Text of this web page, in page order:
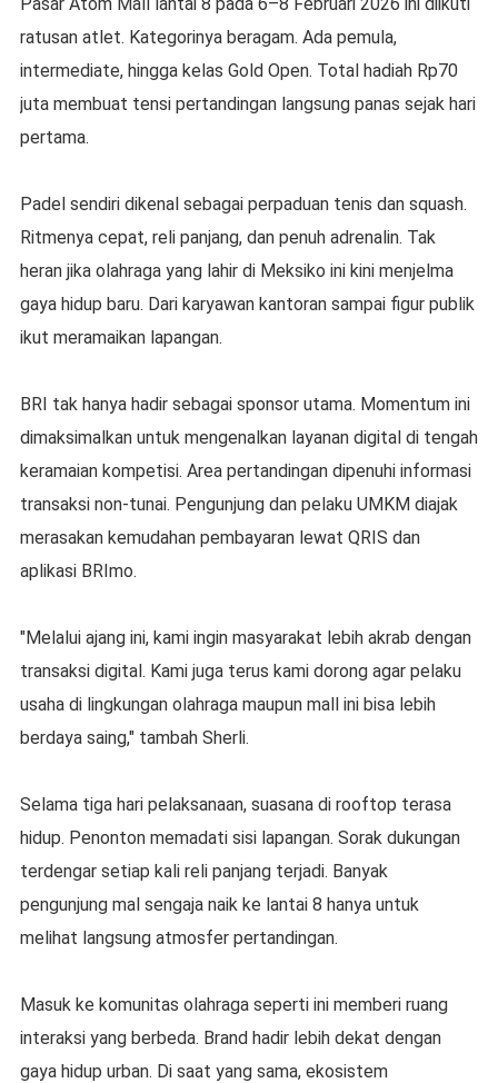
ratusan atlet. Kategorinya beragam. Ada pemula,
intermediate, hingga kelas Gold Open. Total hadiah Rp70
juta membuat tensi pertandingan langsung panas sejak hari
pertama.
Padel sendiri dikenal sebagai perpaduan tenis dan squash.
Ritmenya cepat, reli panjang, dan penuh adrenalin. Tak
heran jika olahraga yang lahir di Meksiko ini kini menjelma
gaya hidup baru. Dari karyawan kantoran sampai figur publik
ikut meramaikan lapangan.
BRI tak hanya hadir sebagai sponsor utama. Momentum ini
dimaksimalkan untuk mengenalkan layanan digital di tengah
keramaian kompetisi. Area pertandingan dipenuhi informasi
transaksi non-tunai. Pengunjung dan pelaku UMKM diajak
merasakan kemudahan pembayaran lewat QRIS dan
aplikasi BRImo.
"Melalui ajang ini, kami ingin masyarakat lebih akrab dengan
transaksi digital. Kami juga terus kami dorong agar pelaku
usaha di lingkungan olahraga maupun mall ini bisa lebih
berdaya saing," tambah Sherli.
Selama tiga hari pelaksanaan, suasana di rooftop terasa
hidup. Penonton memadati sisi lapangan. Sorak dukungan
terdengar setiap kali reli panjang terjadi. Banyak
pengunjung mal sengaja naik ke lantai 8 hanya untuk
melihat langsung atmosfer pertandingan.
Masuk ke komunitas olahraga seperti ini memberi ruang
interaksi yang berbeda. Brand hadir lebih dekat dengan
gaya hidup urban. Di saat yang sama, ekosistem